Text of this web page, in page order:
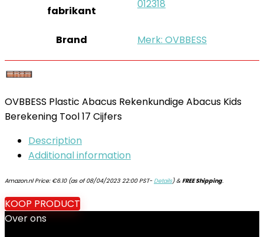
fabrikant
‎012318
Brand Merk: OVBBESS
OVBBESS Plastic Abacus Rekenkundige Abacus Kids
Berekening Tool 17 Cijfers
Description
Additional information
Amazon.nl Price: €6.10(as of 08/04/2023 22:00 PST-Details)&FREE Shipping.
KOOP PRODUCT
Over ons